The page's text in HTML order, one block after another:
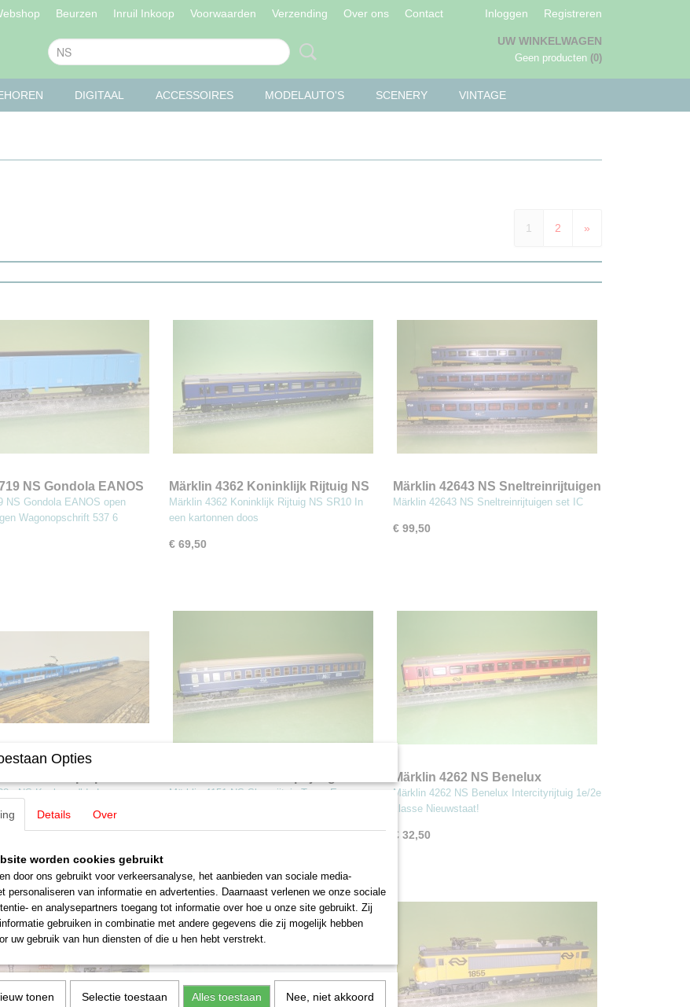
Beurzen Inruil Inkoop Voorwaarden Verzending Over ons Contact Inloggen Registreren
UW WINKELWAGEN
Geen producten (0)
DIGITAAL ACCESSOIRES MODELAUTO'S SCENERY VINTAGE
1 2 »
NS Gondola EANOS
NS Gondola EANOS open
Wagonopschrift 537 6
Märklin 4362 Koninklijk Rijtuig NS
SR10
Märklin 4362 Koninklijk Rijtuig NS SR10 In
een kartonnen doos
€ 69,50
Märklin 42643 NS Sneltreinrijtuigen
set IC+
Märklin 42643 NS Sneltreinrijtuigen set IC
€ 99,50
set
- NS Koploper "de Lage
Koploper 4050 “De Lage…
Euro nacht (TEN)
Märklin 4151 NS Slaaprijtuig Trans Euro
€ 19,50
Märklin 4262 NS Benelux
Intercityrijtuig 1e/2e klasse
Märklin 4262 NS Benelux Intercityrijtuig 1e/2e
klasse Nieuwstaat!
€ 32,50
Opties
Details Over
worden cookies gebruikt
door ons gebruikt voor verkeersanalyse, het aanbieden van sociale media-
personaliseren van informatie en advertenties. Daarnaast verlenen we onze sociale
en analysepartners toegang tot informatie over hoe u onze site gebruikt. Zij
gebruiken in combinatie met andere gegevens die zij mogelijk hebben
uw gebruik van hun diensten of die u hen hebt verstrekt.
tonen Selectie toestaan Alles toestaan Nee, niet akkoord